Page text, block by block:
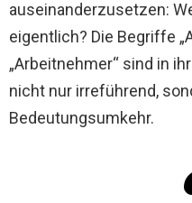
auseinanderzusetzen:
eigentlich? Die Begriffe
„Arbeitnehmer“ sind in
nicht nur irreführend,
Bedeutungsumkehr.